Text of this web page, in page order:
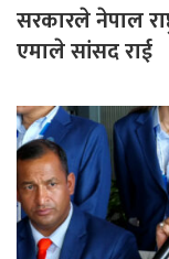
सरकारले नेपाल
एमाले सांसद राई